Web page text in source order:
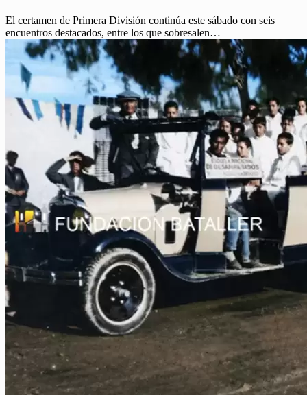
El certamen de Primera División continúa este sábado con seis
encuentros destacados, entre los que sobresalen…